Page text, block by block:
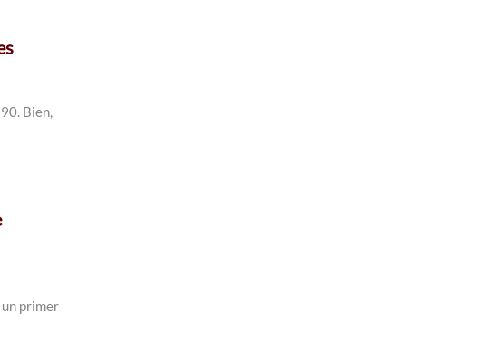
Bien,
un primer